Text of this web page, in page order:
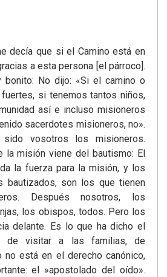
decía que si el Camino está en
a esta persona [el párroco].
bonito: No dijo: «Si el camino o
si tenemos tantos niños,
así e incluso misioneros
sacerdotes misioneros, no».
sido vosotros los misioneros.
la misión viene del bautismo: El
la fuerza para la misión, y los
bautizados, son los que tienen
Después nosotros, los
los obispos, todos. Pero los
delante. Es lo que ha dicho el
de visitar a las familias, de
no está en el derecho canónico,
el »apostolado del oído».